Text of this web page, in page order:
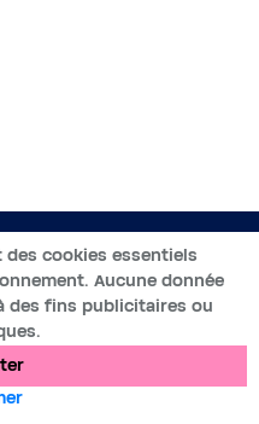
NO
rettigheter reservert
Juridiske merknader
cookies essentiels
Aucune donnée
des fins publicitaires ou